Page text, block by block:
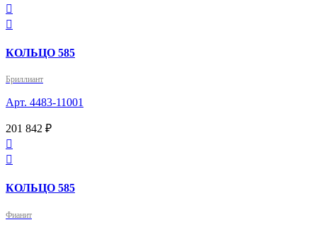


КОЛЬЦО 585
Бриллиант
Арт. 4483-11001
201 842 ₽


КОЛЬЦО 585
Фианит